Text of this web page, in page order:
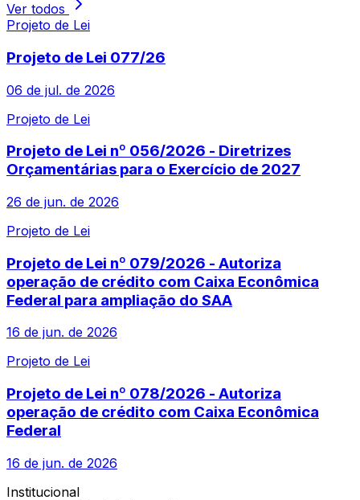
Ver todos
Projeto de Lei
Projeto de Lei 077/26
06 de jul. de 2026
Projeto de Lei
Projeto de Lei nº 056/2026 - Diretrizes
Orçamentárias para o Exercício de 2027
26 de jun. de 2026
Projeto de Lei
Projeto de Lei nº 079/2026 - Autoriza
operação de crédito com Caixa Econômica
Federal para ampliação do SAA
16 de jun. de 2026
Projeto de Lei
Projeto de Lei nº 078/2026 - Autoriza
operação de crédito com Caixa Econômica
Federal
16 de jun. de 2026
Institucional